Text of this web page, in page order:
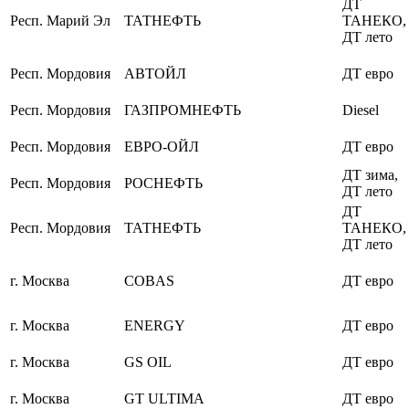
Респ. Марий Эл ТАТНЕФТЬ
ДТ
ТАНЕКО,
ДТ лето
Респ. Мордовия АВТОЙЛ ДТ евро
Респ. Мордовия ГАЗПРОМНЕФТЬ Diesel
Респ. Мордовия ЕВРО-ОЙЛ ДТ евро
Респ. Мордовия РОСНЕФТЬ
ДТ зима,
ДТ лето
Респ. Мордовия ТАТНЕФТЬ
ДТ
ТАНЕКО,
ДТ лето
г. Москва COBAS ДТ евро
г. Москва ENERGY ДТ евро
г. Москва GS OIL ДТ евро
г. Москва GT ULTIMA ДТ евро